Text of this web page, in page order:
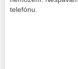
telefónu.